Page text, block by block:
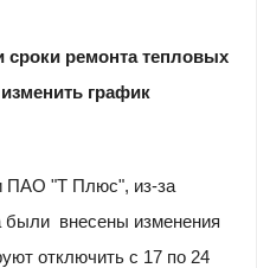
сроки ремонта тепловых
график
ПАО "Т Плюс", из-за
были внесены изменения
отключить с 17 по 24